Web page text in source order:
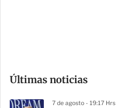
m
Últimas noticias
7 de agosto - 19:17 Hrs